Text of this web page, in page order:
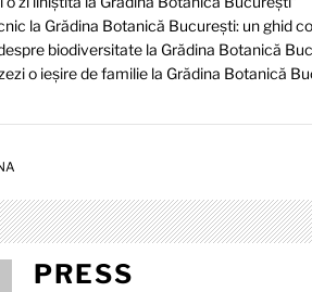
la Grădina Botanică București: un ghid
biodiversitate la Grădina Botanică
o ieșire de familie la Grădina Botanică
PRESS